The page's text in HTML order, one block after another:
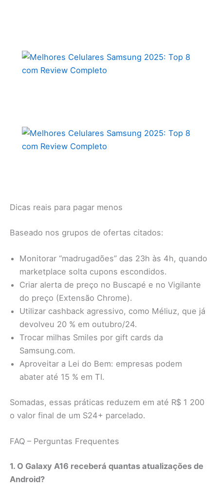
Dicas reais para pagar menos
Baseado nos grupos de ofertas citados:
Monitorar “madrugadões” das 23h às 4h, quando
marketplace solta cupons escondidos.
Criar alerta de preço no Buscapé e no Vigilante
do preço (Extensão Chrome).
Utilizar cashback agressivo, como Méliuz, que já
devolveu 20 % em outubro/24.
Trocar milhas Smiles por gift cards da
Samsung.com.
Aproveitar a Lei do Bem: empresas podem
abater até 15 % em TI.
Somadas, essas práticas reduzem em até R$ 1 200
o valor final de um S24+ parcelado.
FAQ – Perguntas Frequentes
1. O Galaxy A16 receberá quantas atualizações de
Android?